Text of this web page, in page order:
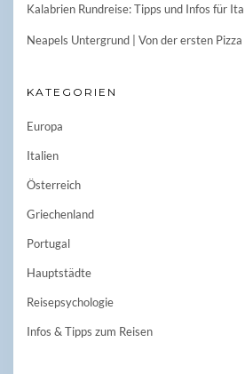
Kalabrien Rundreise: Tipps und Infos für
Neapels Untergrund | Von der ersten
KATEGORIEN
Europa
Italien
Österreich
Griechenland
Portugal
Hauptstädte
Reisepsychologie
Infos & Tipps zum Reisen